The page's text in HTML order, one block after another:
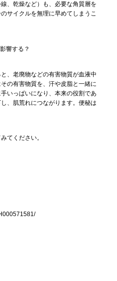
、乾燥など）も、必要な角質層を
サイクルを無理に早めてしまうこ
響する？
、老廃物などの有害物質が血液中
の有害物質を、汗や皮脂と一緒に
いっぱいになり、本来の役割であ
、肌荒れにつながります。便秘は
てください。